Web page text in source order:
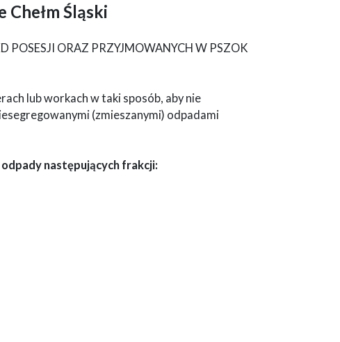
Śląski
POSESJI ORAZ PRZYJMOWANYCH W PSZOK
lub workach w taki sposób, aby nie
(zmieszanymi) odpadami
następujących frakcji: